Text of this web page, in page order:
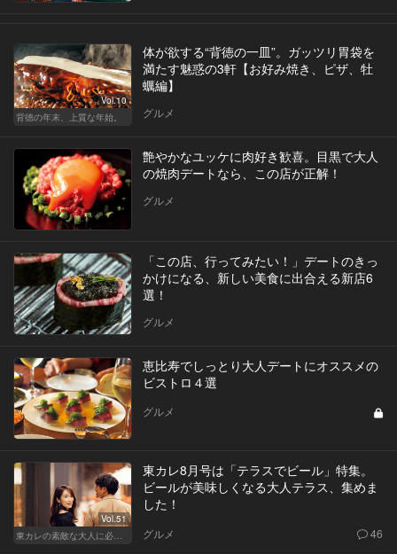
Vol.10
背徳の年末、上質な年始。
体が欲する“背徳の一皿”。ガッツリ胃袋を
満たす魅惑の3軒【お好み焼き、ピザ、牡
蠣編】
グルメ
艶やかなユッケに肉好き歓喜。目黒で大人
の焼肉デートなら、この店が正解！
グルメ
「この店、行ってみたい！」デートのきっ
かけになる、新しい美食に出合える新店6
選！
グルメ
恵比寿でしっとり大人デートにオススメの
ビストロ４選
グルメ
Vol.51
東カレの素敵な大人に必要なこと
東カレ8月号は「テラスでビール」特集。
ビールが美味しくなる大人テラス、集めま
した！
グルメ 46